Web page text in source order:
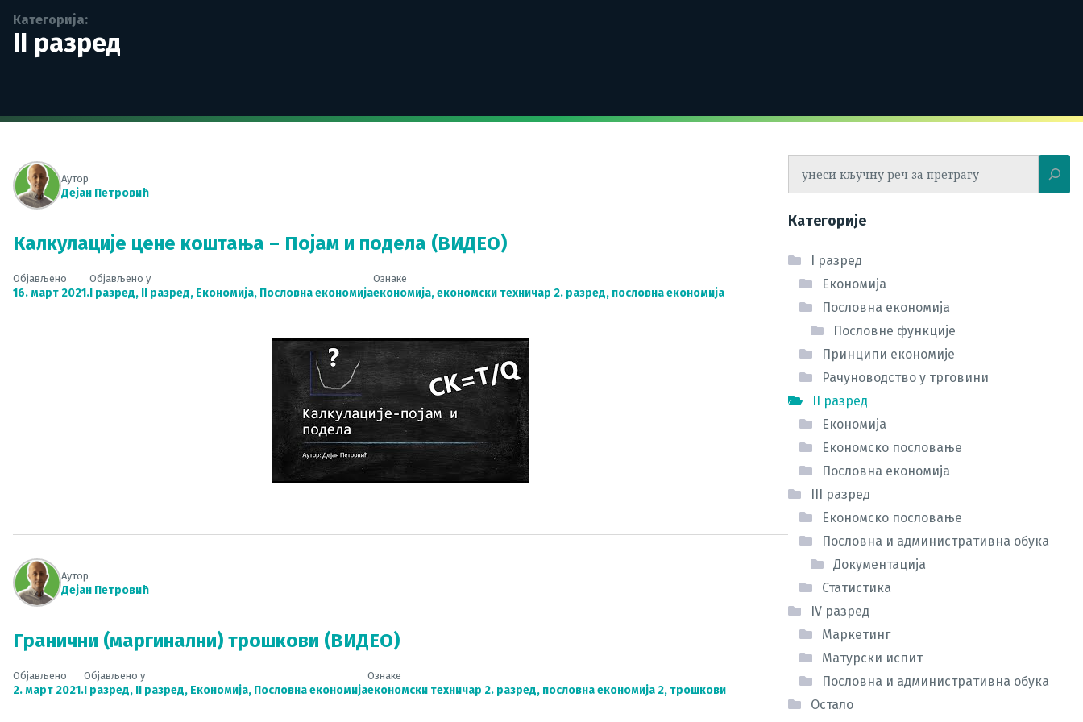
Категорија:
II разред
Аутор
Дејан Петровић
Калкулације цене коштања – Појам и подела (ВИДЕО)
Објављено
16. март 2021.
Објављено у
I разред, II разред, Економија, Пословна економија
Ознаке
економија,економски техничар 2. разред, пословна економија
Аутор
Дејан Петровић
Гранични (маргинални) трошкови (ВИДЕО)
Објављено
2. март 2021.
Објављено у
I разред, II разред, Економија, Пословна економија
Ознаке
економски техничар 2. разред, пословна економија 2, трошкови
Категорије
I разред
Економија
Пословна економија
Пословне функције
Принципи економије
Рачуноводство у трговини
II разред
Економија
Економско пословање
Пословна економија
III разред
Економско пословање
Пословна и административна обука
Документација
Статистика
IV разред
Маркетинг
Матурски испит
Пословна и административна обука
Остало